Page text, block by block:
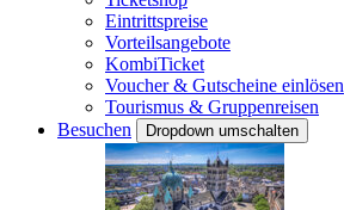
Eintrittspreise
Vorteilsangebote
KombiTicket
Voucher & Gutscheine einlösen
Tourismus & Gruppenreisen
Besuchen
Dropdown umschalten